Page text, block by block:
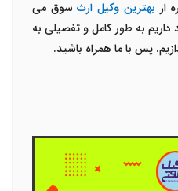
از بهترین وکیل ارثسوق می
به طور کامل و تفصیلی به
پس با ما همراه باشید.